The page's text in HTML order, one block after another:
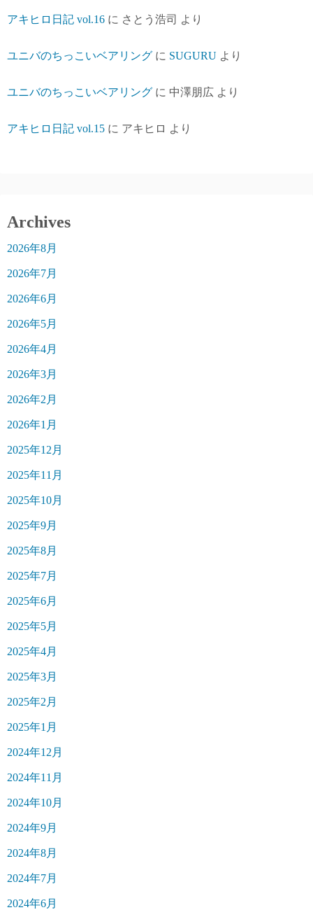
アキヒロ日記 vol.16 に さとう浩司 より
ユニバのちっこいベアリング に SUGURU より
ユニバのちっこいベアリング に 中澤朋広 より
アキヒロ日記 vol.15 に アキヒロ より
Archives
2026年8月
2026年7月
2026年6月
2026年5月
2026年4月
2026年3月
2026年2月
2026年1月
2025年12月
2025年11月
2025年10月
2025年9月
2025年8月
2025年7月
2025年6月
2025年5月
2025年4月
2025年3月
2025年2月
2025年1月
2024年12月
2024年11月
2024年10月
2024年9月
2024年8月
2024年7月
2024年6月